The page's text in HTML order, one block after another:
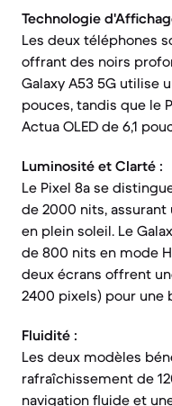
Technologie
Les deux téléphones
offrant des noirs
Galaxy A53 5G utilise
pouces, tandis que le
Actua OLED de 6,1
Luminosité et Clarté :
Le Pixel 8a se
de 2000 nits,
en plein soleil. Le
de 800 nits en mode
deux écrans offrent
2400 pixels) pour une
Fluidité :
Les deux modèles
rafraîchissement de
navigation fluide et